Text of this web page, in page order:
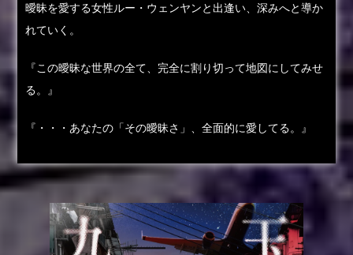
曖昧を愛する女性ルー・ウェンヤンと出逢い、深みへと導か
れていく。
『この曖昧な世界の全て、完全に割り切って地図にしてみせ
る。』
『・・・あなたの「その曖昧さ」、全面的に愛してる。』